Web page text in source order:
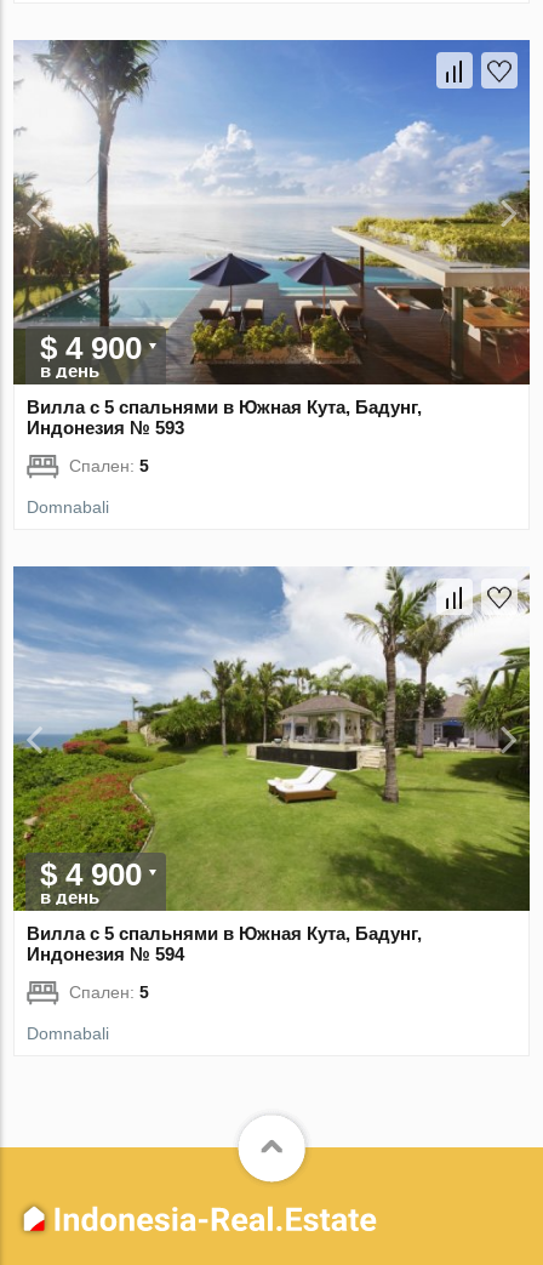
$ 4 900
в день
Вилла с 5 спальнями в Южная Кута, Бадунг,
Индонезия № 593
Спален:5
Domnabali
$ 4 900
в день
Вилла с 5 спальнями в Южная Кута, Бадунг,
Индонезия № 594
Спален:5
Domnabali